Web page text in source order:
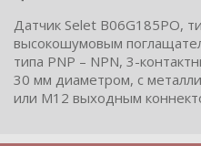
Датчик Selet B06G185PO,
высокошумовым
типа PNP – NPN, 3-
30 мм диаметром, с
или M12 выходным